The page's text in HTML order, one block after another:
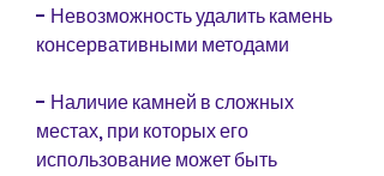
- Невозможность удалить камень
консервативными методами
- Наличие камней в сложных
местах, при которых его
использование может быть